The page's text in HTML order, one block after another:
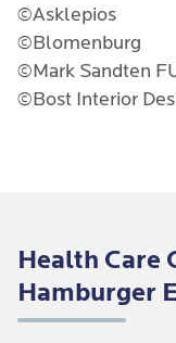
©Asklepios
©Blomenburg
©Mark Sandten
©Bost Interior
Health Care
Hamburger